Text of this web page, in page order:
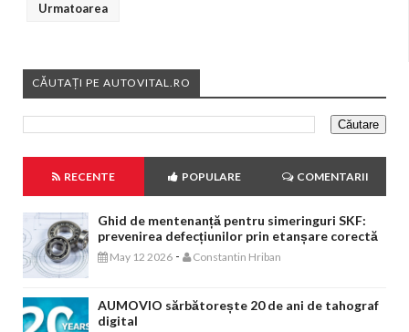
Urmatoarea
CĂUTAȚI PE AUTOVITAL.RO
RECENTE POPULARE COMENTARII
Ghid de mentenanță pentru simeringuri SKF:
prevenirea defecțiunilor prin etanșare corectă
May 12 2026 - Constantin Hriban
AUMOVIO sărbătorește 20 de ani de tahograf
digital